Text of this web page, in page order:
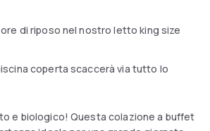
station for convenient access to
from 11:00 to 21:00.
di riposo nel nostro letto king size
coperta scaccerà via tutto lo
e biologico! Questa colazione a buffet